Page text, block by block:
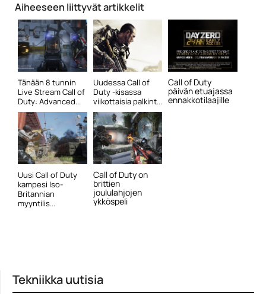
Aiheeseen liittyvät artikkelit
Tänään 8 tunnin
Live Stream Call of
Duty: Advanced...
Uudessa Call of
Duty -kisassa
viikottaisia palkint...
Call of Duty
päivän etuajassa
ennakkotilaajille
Uusi Call of Duty
kampesi Iso-
Britannian
myyntilis...
Call of Duty on
brittien
joululahjojen
ykköspeli
Tekniikka uutisia